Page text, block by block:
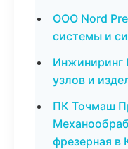
ООО Nord
системы и
Инжиниринг
узлов и
ПК Точмаш
фрезерная в